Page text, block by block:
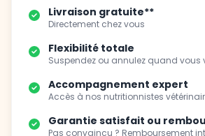
Livraison gratuite**
Directement chez vous
Flexibilité totale
Suspendez ou annulez quand vous
Accompagnement expert
Accès à nos nutritionnistes
Garantie satisfait ou
Pas convaincu ? Remboursement